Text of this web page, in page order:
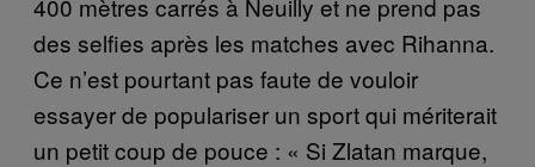
des selfies après les matches avec Rihanna.
Ce n’est pourtant pas faute de vouloir
essayer de populariser un sport qui mériterait
un petit coup de pouce : « Si Zlatan marque,